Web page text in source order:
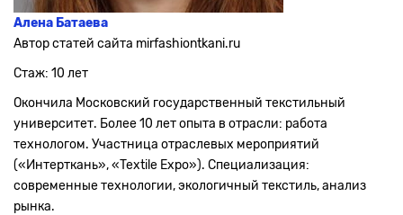
Алена Батаева
Автор статей сайта mirfashiontkani.ru
Стаж: 10 лет
Окончила Московский государственный текстильный
университет. Более 10 лет опыта в отрасли: работа
технологом. Участница отраслевых мероприятий
(«Интерткань», «Textile Expo»). Специализация:
современные технологии, экологичный текстиль, анализ
рынка.